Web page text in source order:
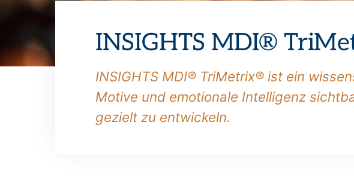
INSIGHTS MDI®
INSIGHTS MDI® TriMetrix® ist ein
Motive und emotionale Intelligenz
gezielt zu entwickeln.